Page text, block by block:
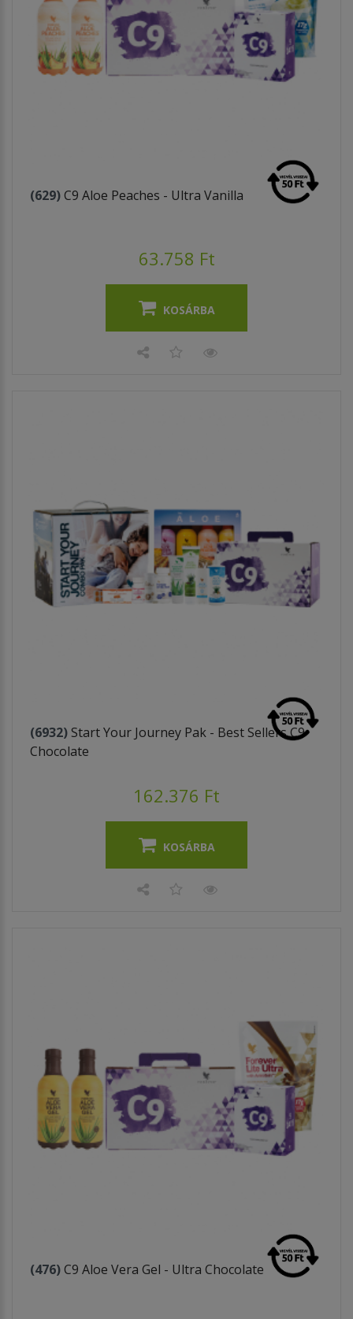
(629)C9 Aloe Peaches - Ultra Vanilla
63.758 Ft
KOSÁRBA
(6932) Start Your Journey Pak - Best Sellers C9
Chocolate
162.376 Ft
KOSÁRBA
(476)C9 Aloe Vera Gel - Ultra Chocolate